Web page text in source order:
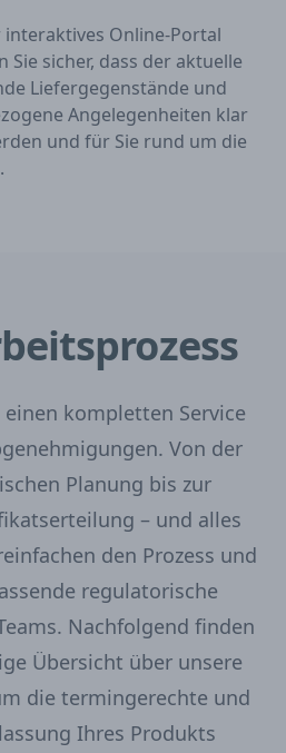
interaktives Online-Portal
Sie sicher, dass der aktuelle
Liefergegenstände und
Angelegenheiten klar
und für Sie rund um die
kompletten Service
Von der
Planung bis zur
– und alles
den Prozess und
regulatorische
Nachfolgend finden
Übersicht über unsere
die termingerechte und
Ihres Produkts